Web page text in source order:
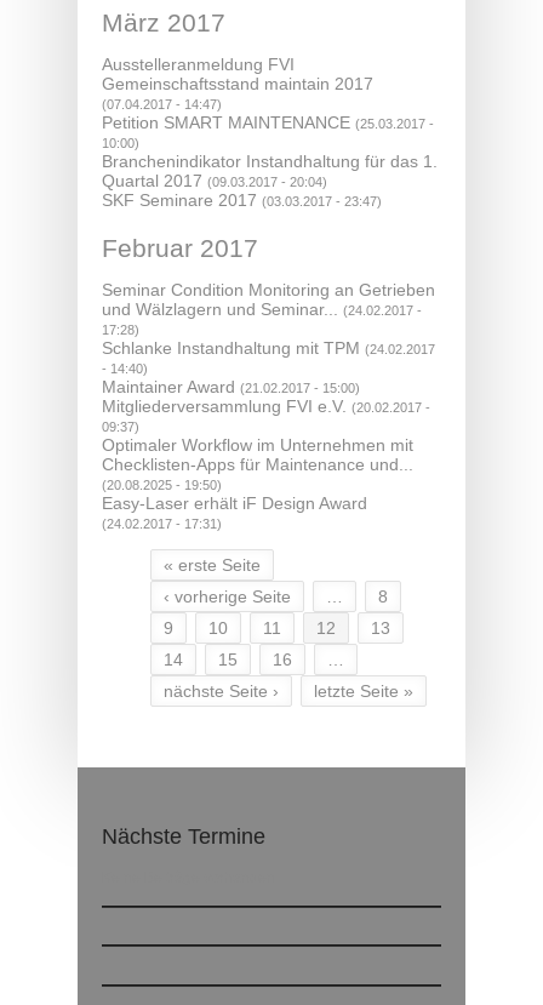
März 2017
Ausstelleranmeldung FVI
Gemeinschaftsstand maintain 2017
(07.04.2017 - 14:47)
Petition SMART MAINTENANCE (25.03.2017 -
10:00)
Branchenindikator Instandhaltung für das 1.
Quartal 2017 (09.03.2017 - 20:04)
SKF Seminare 2017 (03.03.2017 - 23:47)
Februar 2017
Seminar Condition Monitoring an Getrieben
und Wälzlagern und Seminar... (24.02.2017 -
17:28)
Schlanke Instandhaltung mit TPM (24.02.2017
- 14:40)
Maintainer Award (21.02.2017 - 15:00)
Mitgliederversammlung FVI e.V. (20.02.2017 -
09:37)
Optimaler Workflow im Unternehmen mit
Checklisten-Apps für Maintenance und...
(20.08.2025 - 19:50)
Easy-Laser erhält iF Design Award
(24.02.2017 - 17:31)
Seiten« erste Seite
‹ vorherige Seite
…
8
9
10 11 12
13
14
15 16
…
nächste Seite ›
letzte Seite »
Nächste Termine